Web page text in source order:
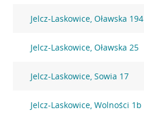
Jelcz-Laskowice, Oławska 194
Jelcz-Laskowice, Oławska 25
Jelcz-Laskowice, Sowia 17
Jelcz-Laskowice, Wolności 1b